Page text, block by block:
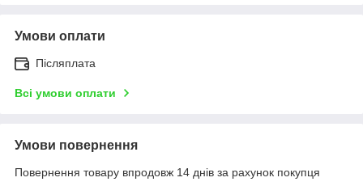
Умови оплати
Післяплата
Всі умови оплати
Умови повернення
Повернення товару впродовж 14 днів за рахунок покупця